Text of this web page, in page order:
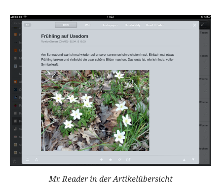
Mr. Reader in der Artikelübersicht